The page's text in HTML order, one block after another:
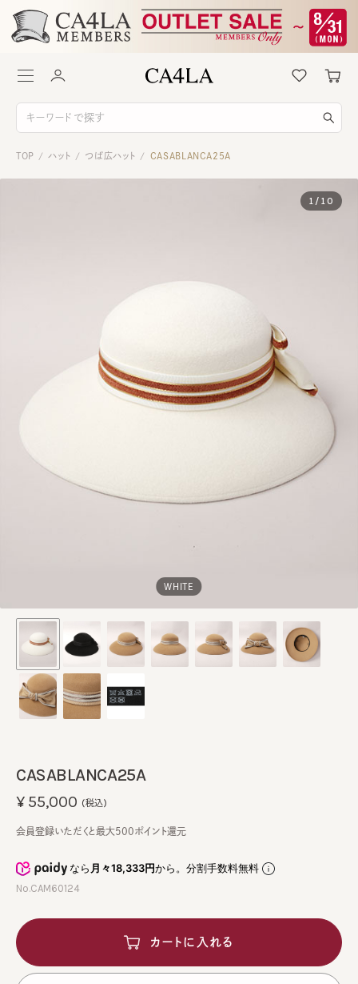
TOP / ハット / つば広ハット / CASABLANCA25A
WHITE
1 / 10
CASABLANCA25A
なら月々18,333円から。分割手数料無料
No.CAM60124
¥55,000 (税込)
会員登録いただくと最大500ポイント還元
カートに入れる